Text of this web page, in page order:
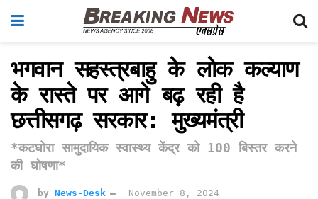
भगवान सहस्त्रबाहु के लोक कल्याण
के रास्ते पर आगे बढ़ रही है
छत्तीसगढ़ सरकार: मुख्यमंत्री
*कटघोरा सामुदायिक स्वास्थ्य केंद्र को 100 बिस्तर करने
की घोषणा*
by News-Desk November 8, 2024